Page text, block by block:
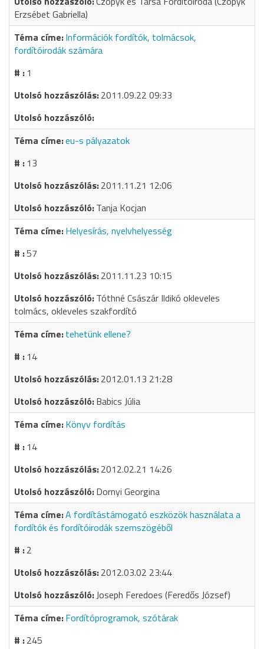
Erzsébet Gabriella)
Információk fordítók, tolmácsok,
fordítóirodák számára
1
2011.09.22 09:33
eu-s pályazatok
13
2011.11.21 12:06
Tanja Kocjan
Helyesírás, nyelvhelyesség
57
2011.11.23 10:15
Tóthné Császár Ildikó okleveles
tolmács, okleveles szakfordító
tehetünk ellene?
14
2012.01.13 21:28
Babics Júlia
Könyv fordítás
14
2012.02.21 14:26
Dornyi Georgina
A fordítástámogató eszközök használata a
fordítók és fordítóirodák szemszögéből
2
2012.03.02 23:44
Joseph Feredoes (Feredős József)
Fordítóprogramok, szótárak
245